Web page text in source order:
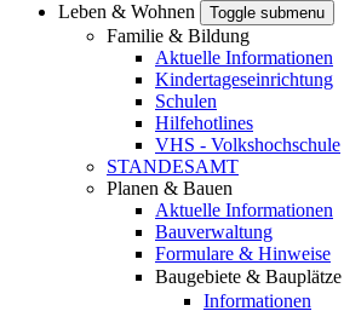
Leben & Wohnen
Toggle submenu
Familie & Bildung
Aktuelle Informationen
Kindertageseinrichtung
Schulen
Hilfehotlines
VHS - Volkshochschule
STANDESAMT
Planen & Bauen
Aktuelle Informationen
Bauverwaltung
Formulare & Hinweise
Baugebiete & Bauplätze
Informationen